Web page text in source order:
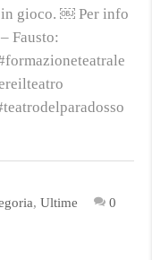
in gioco. ￼ Per info
Fausto:
, Ultime 0